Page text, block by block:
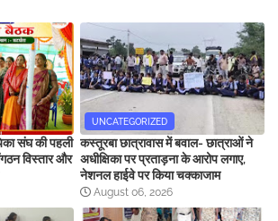
संघ की पहली
विस्तार और
UNCATEGORIZED
कस्तूरबा छात्रावास में बवाल- छात्राओं ने
अधीक्षिका पर प्रताड़ना के आरोप लगाए,
नेशनल हाईवे पर किया चक्काजाम
August 06, 2026